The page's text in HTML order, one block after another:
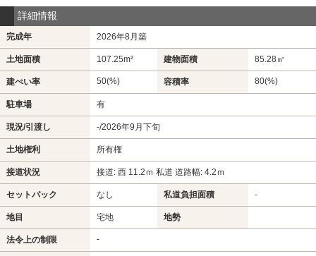
詳細情報
完成年 2026年8月築
土地面積 107.25m² 建物面積 85.28㎡
建ぺい率 50(%) 容積率 80(%)
駐車場 有
現況/引渡し -/2026年9月下旬
土地権利 所有権
接道状況 接道: 西 11.2ｍ 私道 道路幅: 4.2ｍ
セットバック なし 私道負担面積 -
地目 宅地 地勢
法令上の制限 -